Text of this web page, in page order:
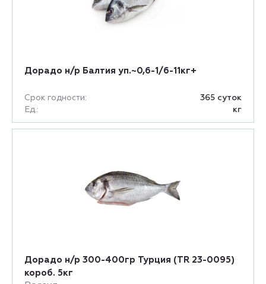
Дорадо н/р Балтия уп.~0,6-1/6-11кг+
Срок годности:
365 суток
Ед.:
кг
Дорадо н/р 300-400гр Турция (TR 23-0095)
короб. 5кг